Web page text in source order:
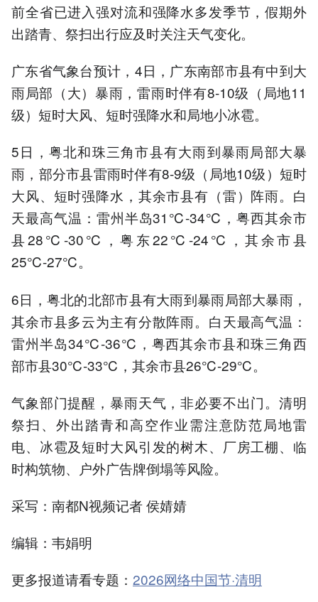
前全省已进入强对流和强降水多发季节，假期外
出踏青、祭扫出行应及时关注天气变化。
广东省气象台预计，4日，广东南部市县有中到大
雨局部（大）暴雨，雷雨时伴有8-10级（局地11
级）短时大风、短时强降水和局地小冰雹。
5日，粤北和珠三角市县有大雨到暴雨局部大暴
雨，部分市县雷雨时伴有8-9级（局地10级）短时
大风、短时强降水，其余市县有（雷）阵雨。白
天最高气温：雷州半岛31℃-34℃，粤西其余市
县28℃-30℃，粤东22℃-24℃，其余市县
25℃-27℃。
6日，粤北的北部市县有大雨到暴雨局部大暴雨，
其余市县多云为主有分散阵雨。白天最高气温：
雷州半岛34℃-36℃，粤西其余市县和珠三角西
部市县30℃-33℃，其余市县26℃-29℃。
气象部门提醒，暴雨天气，非必要不出门。清明
祭扫、外出踏青和高空作业需注意防范局地雷
电、冰雹及短时大风引发的树木、厂房工棚、临
时构筑物、户外广告牌倒塌等风险。
采写：南都N视频记者 侯婧婧
编辑：韦娟明
更多报道请看专题： 2026网络中国节·清明